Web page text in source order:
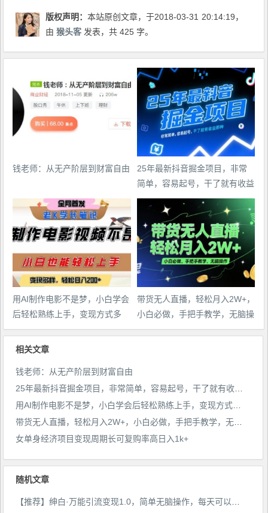
版权声明：本站原创文章，于2018-03-31 20:14:19，
由猴头客 发表，共 425 字。
钱老师：从无产阶层到财富自由
25年最新抖音掘金项目，非常
简单，容易起号，干了就有收益
那种
用AI制作电影不是梦，小白学会
后轻松熟练上手，变现方式多
样，日入2张+
带货无人直播，轻松月入2W+，
小白必做，手把手教学，无脑操
作(附学习资料)
相关文章
钱老师：从无产阶层到财富自由
女单身经济项目变现周期长可复购率高日入1k+
随机文章